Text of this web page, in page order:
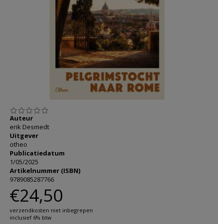
AANMELDEN OF REGISTREREN
Auteur
erik Desmedt
Uitgever
otheo
Publicatiedatum
1/05/2025
Artikelnummer (ISBN)
9789085287766
€24,50
verzendkosten niet inbegrepen
inclusief 6% btw